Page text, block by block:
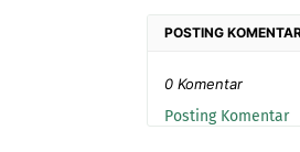
POSTING
0 Komentar
Posting Komentar